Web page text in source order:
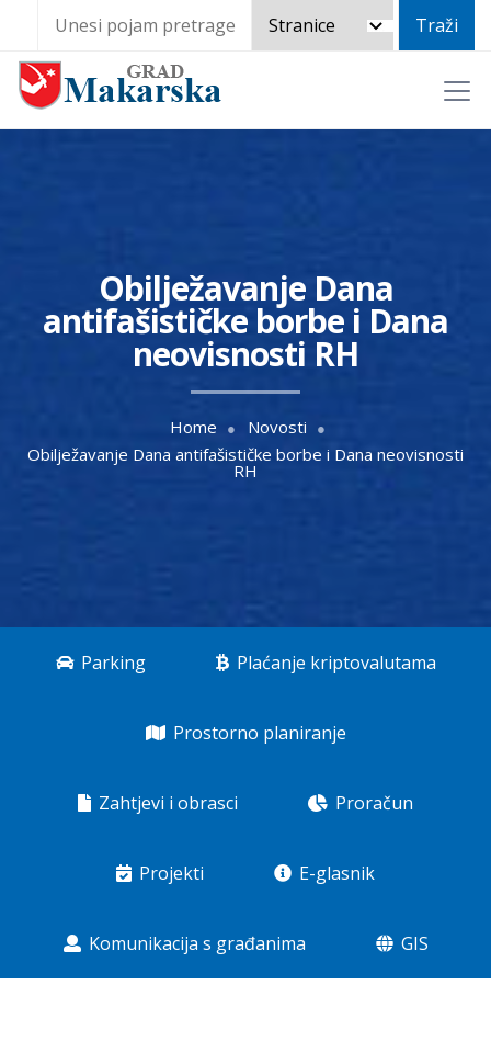
Obilježavanje Dana
antifašističke borbe i Dana
neovisnosti RH
Home
Novosti
Obilježavanje Dana antifašističke borbe i Dana neovisnosti
RH
Parking Plaćanje kriptovalutama
Prostorno planiranje
Zahtjevi i obrasci Proračun
Projekti E-glasnik
Komunikacija s građanima GIS